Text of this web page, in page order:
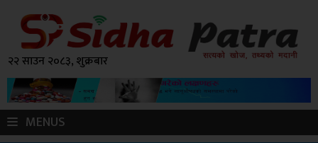
२२ साउन २०८३, शुक्रबार
MENUS